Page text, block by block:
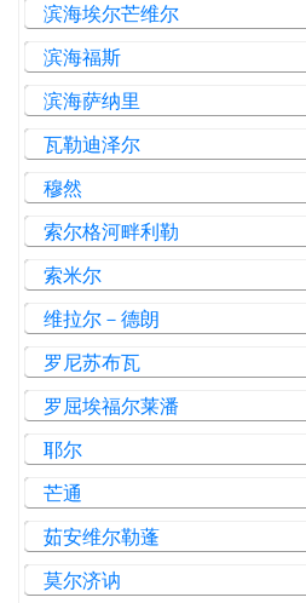
滨海埃尔芒维尔
滨海福斯
滨海萨纳里
瓦勒迪泽尔
穆然
索尔格河畔利勒
索米尔
维拉尔－德朗
罗尼苏布瓦
罗屈埃福尔莱潘
耶尔
芒通
茹安维尔勒蓬
莫尔济讷